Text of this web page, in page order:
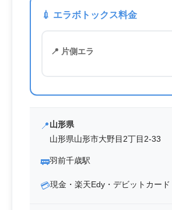
💉 エラボトックス料金
📍 片側エラ
📍山形県
山形県山形市大野目2丁目2-33
🚃羽前千歳駅
💳現金・楽天Edy・デビットカード